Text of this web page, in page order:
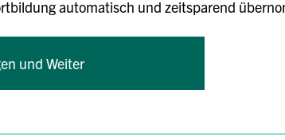
automatisch und zeitsparend
und Weiter